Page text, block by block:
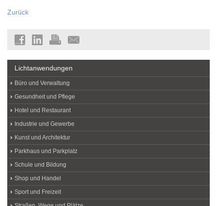
Zurück
Lichtanwendungen
Büro und Verwaltung
Gesundheit und Pflege
Hotel und Restaurant
Industrie und Gewerbe
Kunst und Architektur
Parkhaus und Parkplatz
Schule und Bildung
Shop und Handel
Sport und Freizeit